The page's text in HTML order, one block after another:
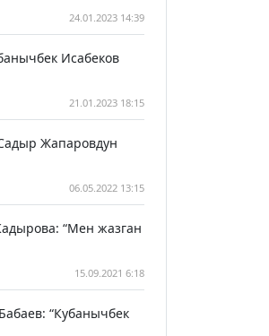
24.01.2023 14:39
Исабеков
21.01.2023 18:15
Жапаровдун
06.05.2022 13:15
“Мен жазган
15.09.2021 6:18
“Кубанычбек